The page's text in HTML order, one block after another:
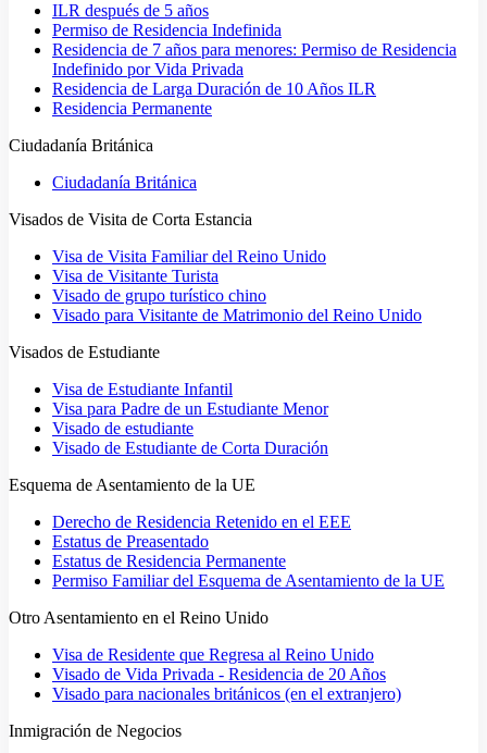
ILR después de 5 años
Permiso de Residencia Indefinida
Residencia de 7 años para menores: Permiso de Residencia
Indefinido por Vida Privada
Residencia de Larga Duración de 10 Años ILR
Residencia Permanente
Ciudadanía Británica
Ciudadanía Británica
Visados de Visita de Corta Estancia
Visa de Visita Familiar del Reino Unido
Visa de Visitante Turista
Visado de grupo turístico chino
Visado para Visitante de Matrimonio del Reino Unido
Visados de Estudiante
Visa de Estudiante Infantil
Visa para Padre de un Estudiante Menor
Visado de estudiante
Visado de Estudiante de Corta Duración
Esquema de Asentamiento de la UE
Derecho de Residencia Retenido en el EEE
Estatus de Preasentado
Estatus de Residencia Permanente
Permiso Familiar del Esquema de Asentamiento de la UE
Otro Asentamiento en el Reino Unido
Visa de Residente que Regresa al Reino Unido
Visado de Vida Privada - Residencia de 20 Años
Visado para nacionales británicos (en el extranjero)
Inmigración de Negocios